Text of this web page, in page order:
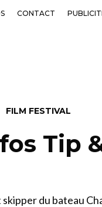
CONTACT
FILM FESTIVAL
Tip
du bateau